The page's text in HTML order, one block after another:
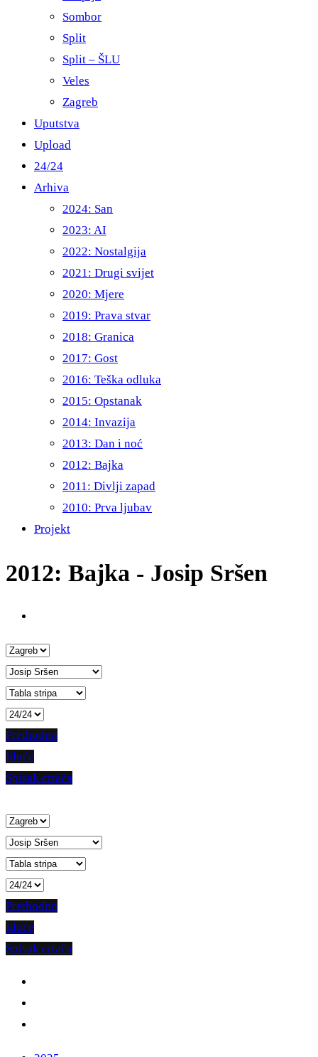
Sombor
Split
Split – ŠLU
Veles
Zagreb
Uputstva
Upload
24/24
Arhiva
2024: San
2023: AI
2022: Nostalgija
2021: Drugi svijet
2020: Mjere
2019: Prava stvar
2018: Granica
2017: Gost
2016: Teška odluka
2015: Opstanak
2014: Invazija
2013: Dan i noć
2012: Bajka
2011: Divlji zapad
2010: Prva ljubav
Projekt
2012: Bajka - Josip Sršen
Prethodno
Iduće
Spisak crtača
Prethodno
Iduće
Spisak crtača